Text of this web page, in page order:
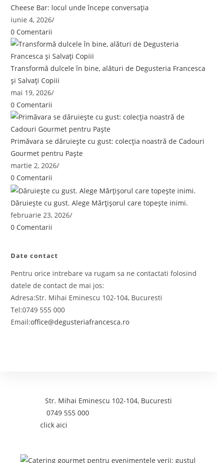
Cheese Bar: locul unde începe conversația
iunie 4, 2026/
0 Comentarii
Transformă dulcele în bine, alături de Degusteria Francesca
și Salvați Copiii
mai 19, 2026/
0 Comentarii
Primăvara se dăruiește cu gust: colecția noastră de Cadouri
Gourmet pentru Paște
martie 2, 2026/
0 Comentarii
Dăruiește cu gust. Alege Mărțișorul care topește inimi.
februarie 23, 2026/
0 Comentarii
Date contact
Pentru orice intrebare va rugam sa ne contactati folosind
datele de contact de mai jos:
Adresa:Str. Mihai Eminescu 102-104, Bucuresti
Tel:0749 555 000
Email:office@degusteriafrancesca.ro
Adresa:Str. Mihai Eminescu 102-104, Bucuresti
Telefon:0749 555 000
Email:click aici